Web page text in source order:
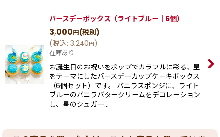
バースデーボックス（ライトブルー｜6個）
3,000円(税別)
(税込: 3,240円)
在庫あり
お誕生日のお祝いをポップでカラフルに彩る、星
をテーマにしたバースデーカップケーキボックス
（6個セット）です。 バニラスポンジに、ライト
ブルーのバニラバタークリームをデコレーション
し、星のシュガー…